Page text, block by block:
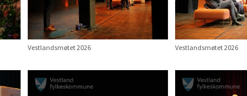
Vestlandsmøtet 2026 Vestlandsmøtet 2026